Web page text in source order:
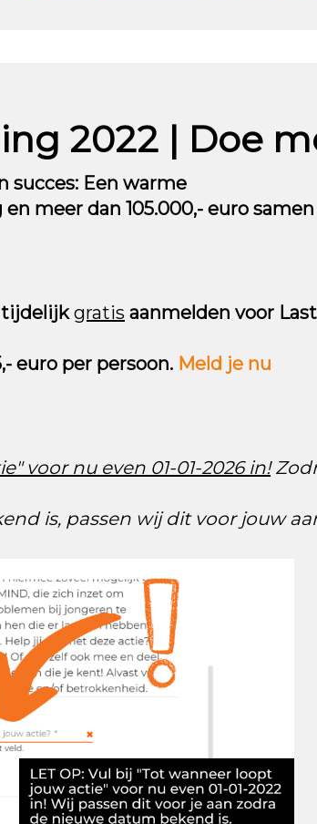
2022 | Doe
succes: Een warme
meer dan 105.000,- euro
tijdelijkgratis aanmelden voor
euro per persoon. Meld je nu
voor nu even 01-01-2026 in!
is, passen wij dit voor jouw